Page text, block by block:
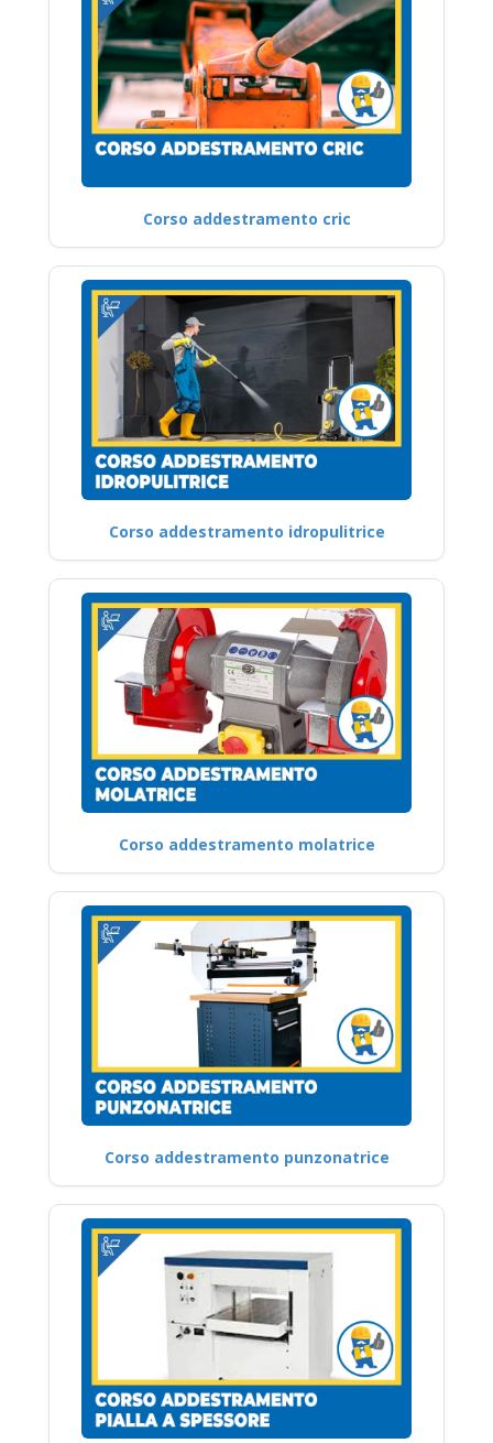
Corso addestramento cric
Corso addestramento idropulitrice
Corso addestramento molatrice
Corso addestramento punzonatrice